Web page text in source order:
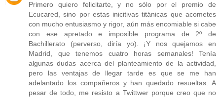
Primero quiero felicitarte, y no sólo por el premio de
Ecucared, sino por estas inicitivas titánicas que acometes
con mucho entusiasmo y rigor, aún más encomiable si cabe
con ese apretado e imposible programa de 2º de
Bachillerato (perverso, diría yo). ¡Y nos quejamos en
Madrid, que tenemos cuatro horas semanales! Tenía
algunas dudas acerca del planteamiento de la actividad,
pero las ventajas de llegar tarde es que se me han
adelantado los compañeros y han quedado resueltas. A
pesar de todo, me resisto a Twittwer porque creo que no